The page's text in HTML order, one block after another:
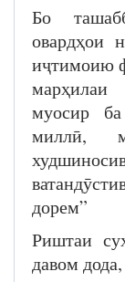
Бо
овардҳои
иҷтимоию
муосир
миллӣ,
дорем”
Риштаи
давом